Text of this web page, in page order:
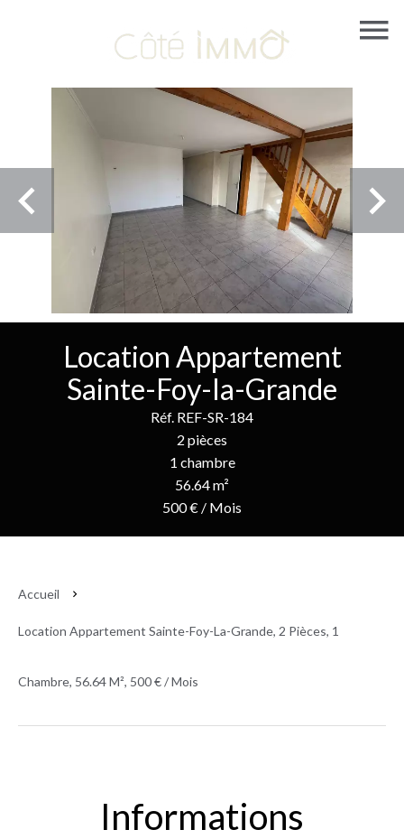
Location Appartement
Sainte-Foy-la-Grande
Réf. REF-SR-184
2 pièces
1 chambre
56.64 m²
500 € / Mois
Accueil
Location Appartement Sainte-Foy-La-Grande, 2 Pièces, 1
Chambre, 56.64 M², 500 € / Mois
Informations